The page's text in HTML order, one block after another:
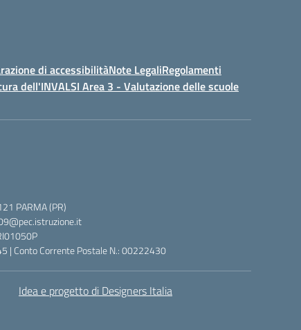
di accessibilitàNote LegaliRegolamenti
dell'INVALSI Area 3 - Valutazione delle scuole
PARMA (PR)
| Conto Corrente Postale N.: 00222430
Idea e progetto di Designers Italia